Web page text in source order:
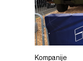
Kompanije